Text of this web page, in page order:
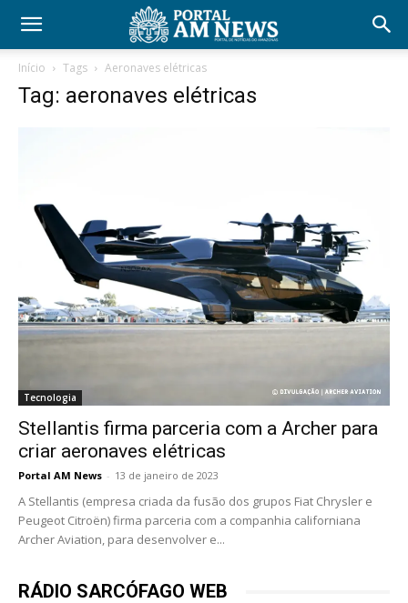
Início Tags Aeronaves elétricas
Tag: aeronaves elétricas
Tecnologia
Stellantis firma parceria com a Archer para
criar aeronaves elétricas
Portal AM News - 13 de janeiro de 2023
A Stellantis (empresa criada da fusão dos grupos Fiat Chrysler e
Peugeot Citroën) firma parceria com a companhia californiana
Archer Aviation, para desenvolver e...
RÁDIO SARCÓFAGO WEB